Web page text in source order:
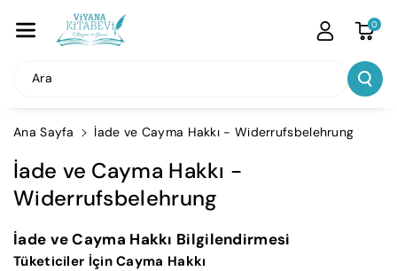
İçeriğe Atla
Ara
0
Ana Sayfa İade ve Cayma Hakkı - Widerrufsbelehrung
İade ve Cayma Hakkı -
Widerrufsbelehrung
İade ve Cayma Hakkı Bilgilendirmesi
Tüketiciler İçin Cayma Hakkı